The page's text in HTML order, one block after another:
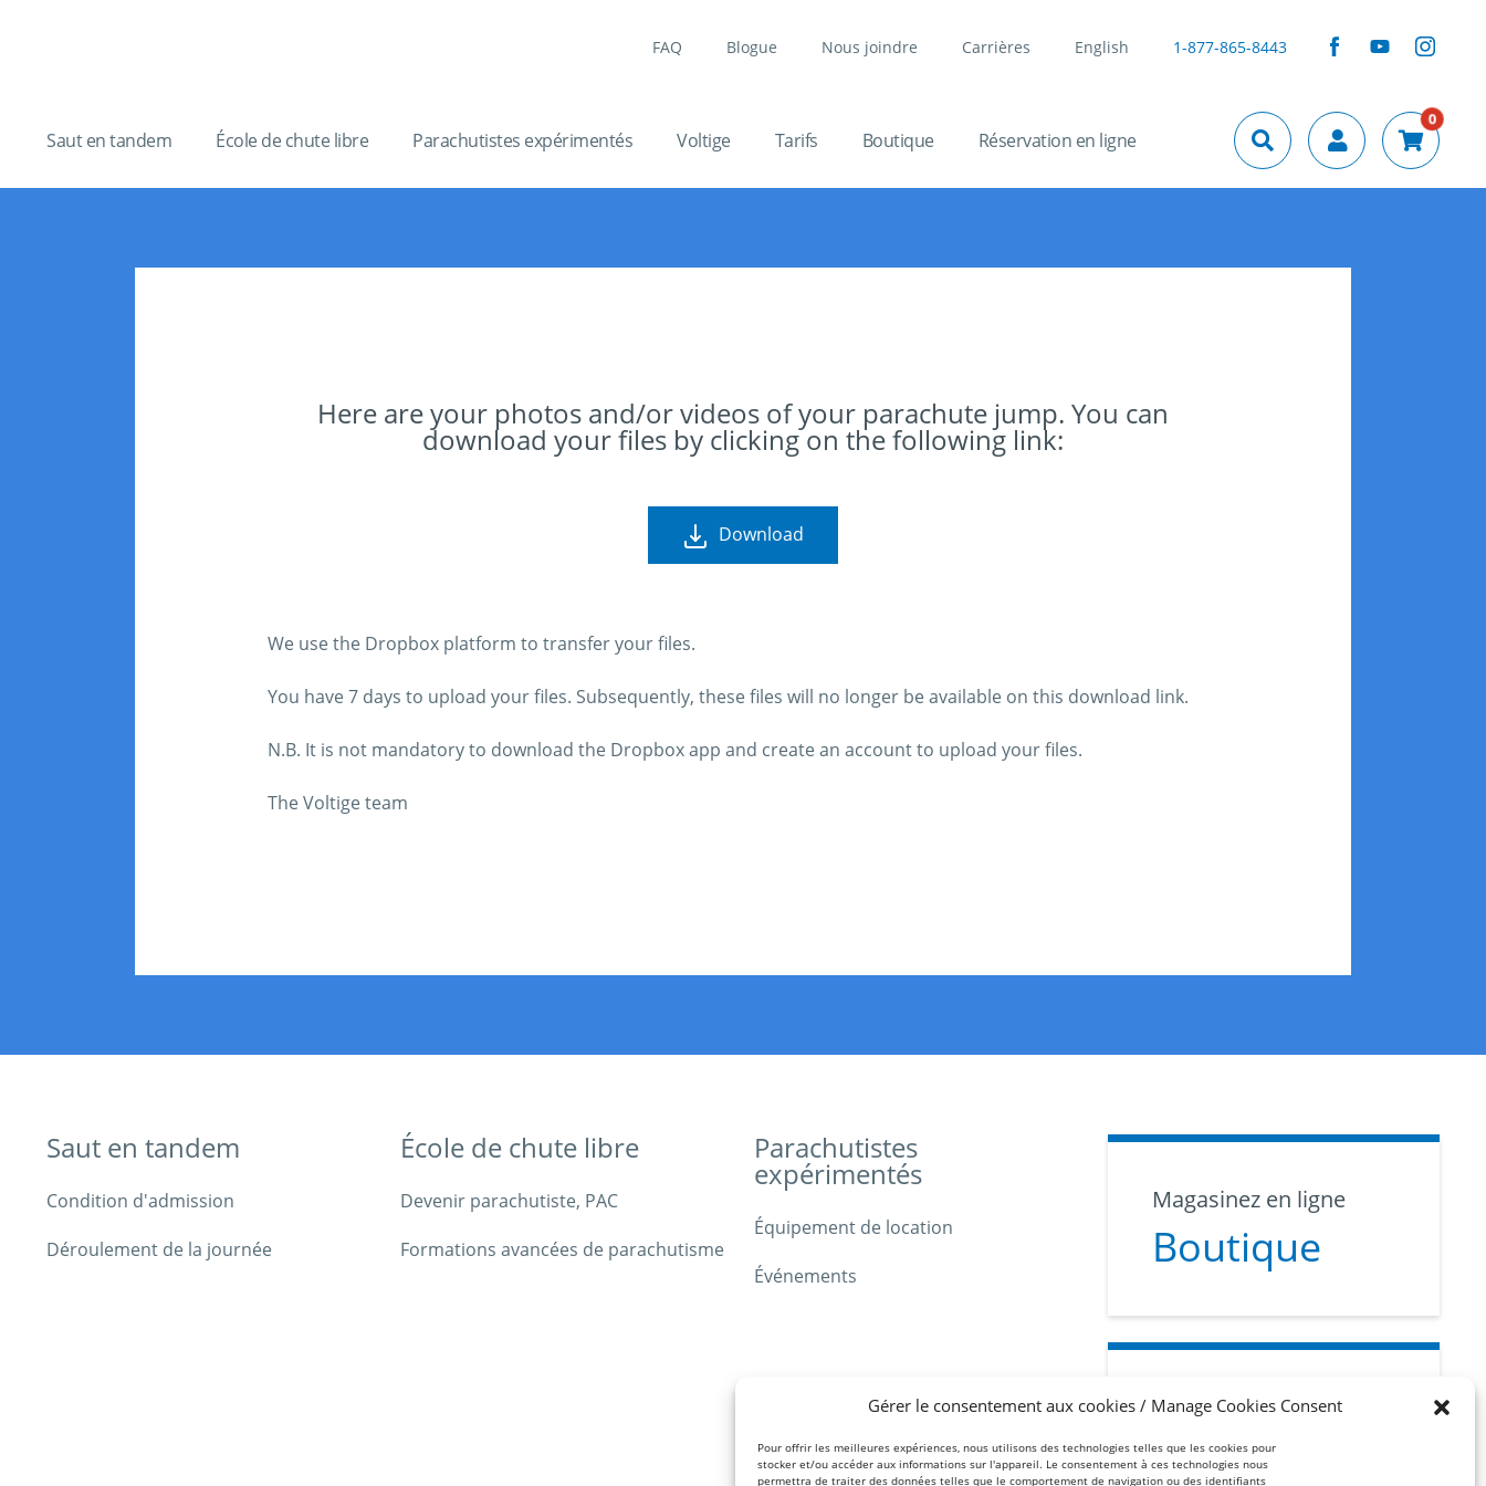
Gérer le consentement aux cookies / Manage Cookies Consent
Pour offrir les meilleures expériences, nous utilisons des technologies telles que les cookies pour
stocker et/ou accéder aux informations sur l'appareil. Le consentement à ces technologies nous
permettra de traiter des données telles que le comportement de navigation ou des identifiants
FAQ Blogue Nous joindre Carrières English 1-877-865-8443
Saut en tandem École de chute libre Parachutistes expérimentés Voltige Tarifs Boutique Réservation en ligne
0
Here are your photos and/or videos of your parachute jump. You can
download your files by clicking on the following link:
Download
We use the Dropbox platform to transfer your files.
You have 7 days to upload your files. Subsequently, these files will no longer be available on this download link.
N.B. It is not mandatory to download the Dropbox app and create an account to upload your files.
The Voltige team
Saut en tandem
Condition d'admission
Déroulement de la journée
École de chute libre
Devenir parachutiste, PAC
Formations avancées de parachutisme
Parachutistes
expérimentés
Équipement de location
Événements
Magasinez en ligne
Boutique
Abonnez-vous
Infolettre